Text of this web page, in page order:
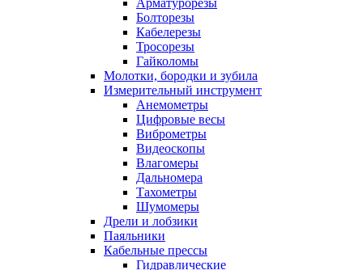
Арматурорезы
Болторезы
Кабелерезы
Тросорезы
Гайколомы
Молотки, бородки и зубила
Измерительный инструмент
Анемометры
Цифровые весы
Виброметры
Видеоскопы
Влагомеры
Дальномера
Тахометры
Шумомеры
Дрели и лобзики
Паяльники
Кабельные прессы
Гидравлические